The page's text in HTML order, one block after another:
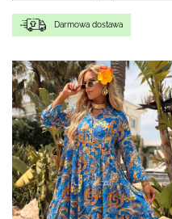
Darmowa dostawa